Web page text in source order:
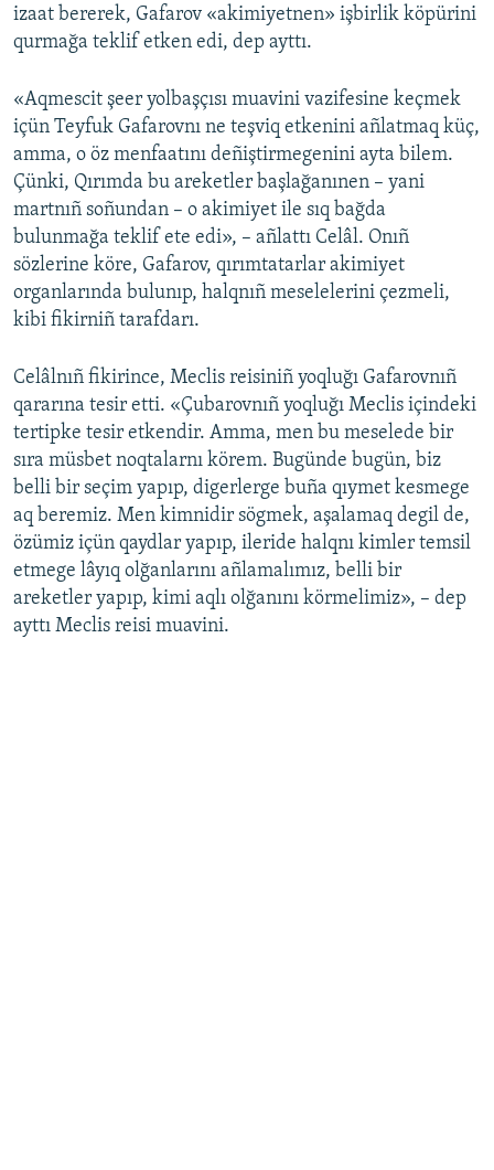
izaat bererek, Gafarov «akimiyetnen» işbirlik köpürini
qurmağa teklif etken edi, dep ayttı.
«Aqmescit şeer yolbaşçısı muavini vazifesine keçmek
içün Teyfuk Gafarovnı ne teşviq etkenini añlatmaq küç,
amma, o öz menfaatını deñiştirmegenini ayta bilem.
Çünki, Qırımda bu areketler başlağanınen – yani
martnıñ soñundan – o akimiyet ile sıq bağda
bulunmağa teklif ete edi», – añlattı Celâl. Onıñ
sözlerine köre, Gafarov, qırımtatarlar akimiyet
organlarında bulunıp, halqnıñ meselelerini çezmeli,
kibi fikirniñ tarafdarı.
Celâlnıñ fikirince, Meclis reisiniñ yoqluğı Gafarovnıñ
qararına tesir etti. «Çubarovnıñ yoqluğı Meclis içindeki
tertipke tesir etkendir. Amma, men bu meselede bir
sıra müsbet noqtalarnı körem. Bugünde bugün, biz
belli bir seçim yapıp, digerlerge buña qıymet kesmege
aq beremiz. Men kimnidir sögmek, aşalamaq degil de,
özümiz içün qaydlar yapıp, ileride halqnı kimler temsil
etmege lâyıq olğanlarını añlamalımız, belli bir
areketler yapıp, kimi aqlı olğanını körmelimiz», – dep
ayttı Meclis reisi muavini.